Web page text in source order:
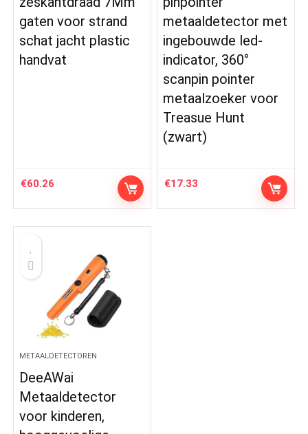
gaten voor strand
schat jacht plastic
handvat
€60.26
metaaldetector met
ingebouwde led-
indicator, 360°
scanpin pointer
metaalzoeker voor
Treasue Hunt
(zwart)
€17.33
METAALDETECTOREN
DeeAWai
Metaaldetector
voor kinderen,